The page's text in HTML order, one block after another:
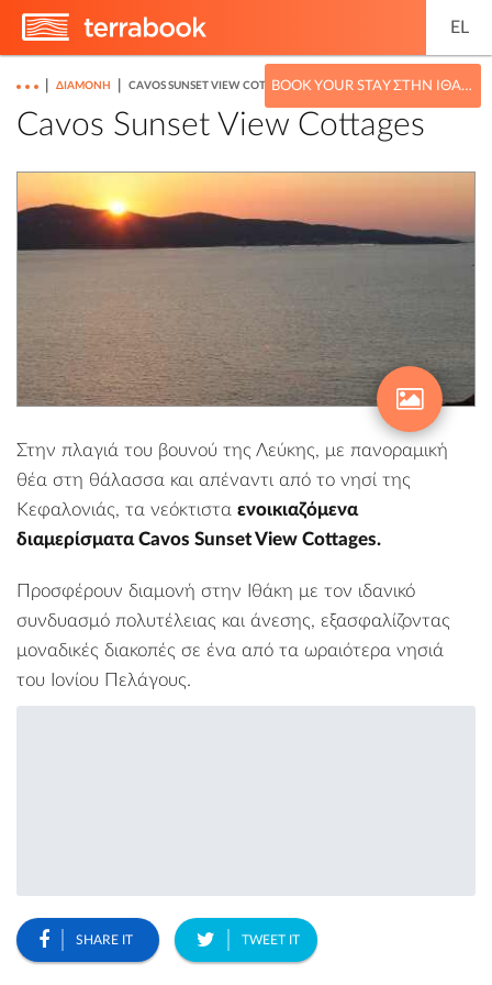
EL
BOOK YOUR STAY ΣΤΗΝ ΙΘΆΚΗ
ΔΙΑΜΟΝΉ CAVOS SUNSET VIEW COTTAGES
Cavos Sunset View Cottages
Στην πλαγιά του βουνού της Λεύκης, με πανοραμική
θέα στη θάλασσα και απέναντι από το νησί της
Κεφαλονιάς, τα νεόκτιστα ενοικιαζόμενα
διαμερίσματα Cavos Sunset View Cottages.
Προσφέρουν διαμονή στην Ιθάκη με τον ιδανικό
συνδυασμό πολυτέλειας και άνεσης, εξασφαλίζοντας
μοναδικές διακοπές σε ένα από τα ωραιότερα νησιά
του Ιονίου Πελάγους.
SHARE IT TWEET IT